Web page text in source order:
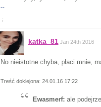
--
;
katka_81 Jan 24th 2016
No nieistotne chyba, płaci mnie,
Treść doklejona: 24.01.16 17:22
Ewasmerf: ale